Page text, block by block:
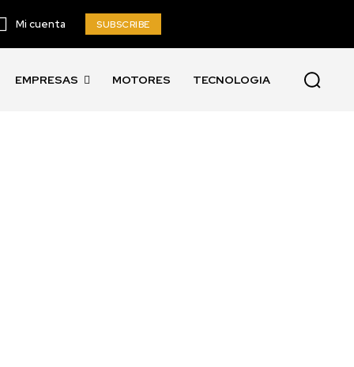
Mi cuenta SUBSCRIBE
EMPRESAS MOTORES TECNOLOGIA